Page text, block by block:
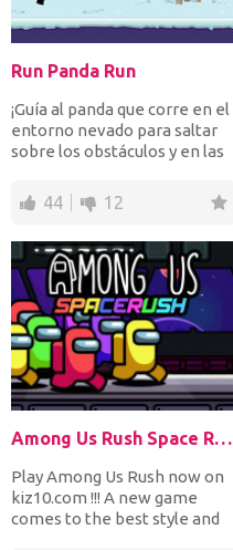
Run Panda Run
¡Guía al panda que corre en el
entorno nevado para saltar
sobre los obstáculos y en las
44 12
Among Us Rush Space Rush
Play Among Us Rush now on
kiz10.com !!! A new game
comes to the best style and